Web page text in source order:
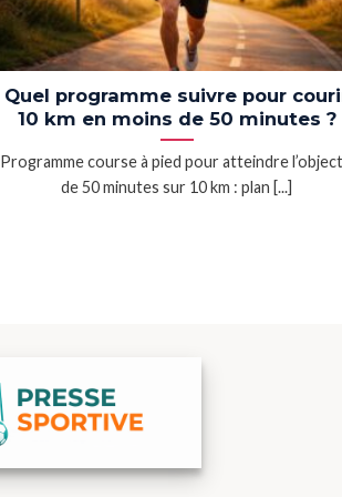
Quel programme suivre pour
10 km en moins de 50 minutes ?
Programme course à pied pour atteindre
de 50 minutes sur 10 km : plan [...]